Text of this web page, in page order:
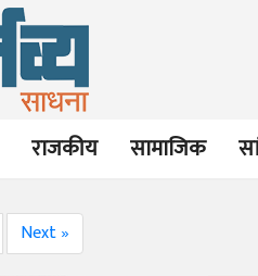
राजकीय सामाजिक
Next »